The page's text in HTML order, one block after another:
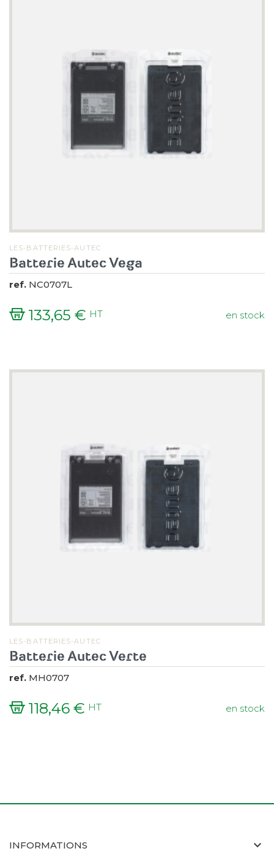
LES-BATTERIES-AUTEC
Batterie Autec Vega
ref. NC0707L
Prix
133,65 € HT en stock
LES-BATTERIES-AUTEC
Batterie Autec Verte
ref. MH0707
Prix
118,46 € HT en stock
INFORMATIONS